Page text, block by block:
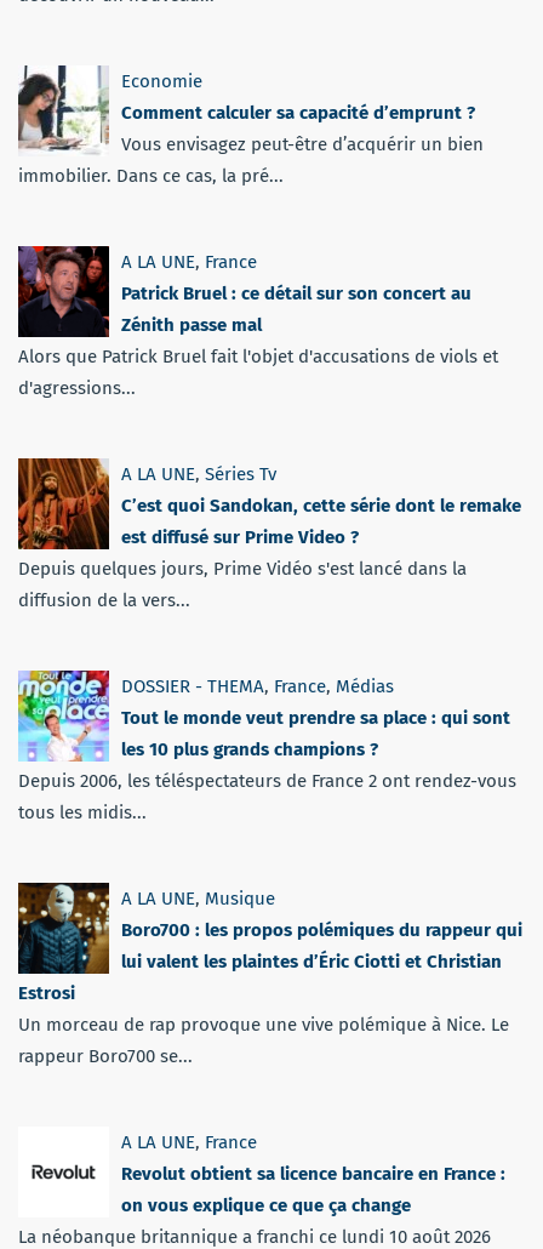
Economie
Comment calculer sa capacité d’emprunt ?
Vous envisagez peut-être d’acquérir un bien
immobilier. Dans ce cas, la pré...
A LA UNE, France
Patrick Bruel : ce détail sur son concert au
Zénith passe mal
Alors que Patrick Bruel fait l'objet d'accusations de viols et
d'agressions...
A LA UNE, Séries Tv
C’est quoi Sandokan, cette série dont le remake
est diffusé sur Prime Video ?
Depuis quelques jours, Prime Vidéo s'est lancé dans la
diffusion de la vers...
DOSSIER - THEMA, France, Médias
Tout le monde veut prendre sa place : qui sont
les 10 plus grands champions ?
Depuis 2006, les téléspectateurs de France 2 ont rendez-vous
tous les midis...
A LA UNE, Musique
Boro700 : les propos polémiques du rappeur qui
lui valent les plaintes d’Éric Ciotti et Christian
Estrosi
Un morceau de rap provoque une vive polémique à Nice. Le
rappeur Boro700 se...
A LA UNE, France
Revolut obtient sa licence bancaire en France :
on vous explique ce que ça change
La néobanque britannique a franchi ce lundi 10 août 2026